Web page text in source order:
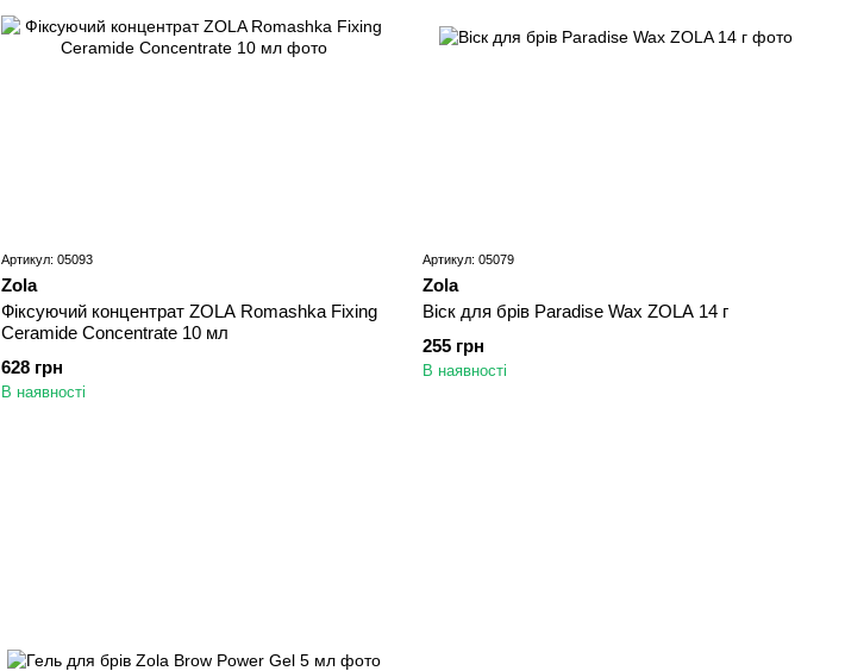
Артикул: 05093
Zola
Фіксуючий концентрат ZOLA Romashka Fixing
Ceramide Concentrate 10 мл
628 грн
В наявності
Артикул: 05079
Zola
Віск для брів Paradise Wax ZOLA 14 г
255 грн
В наявності